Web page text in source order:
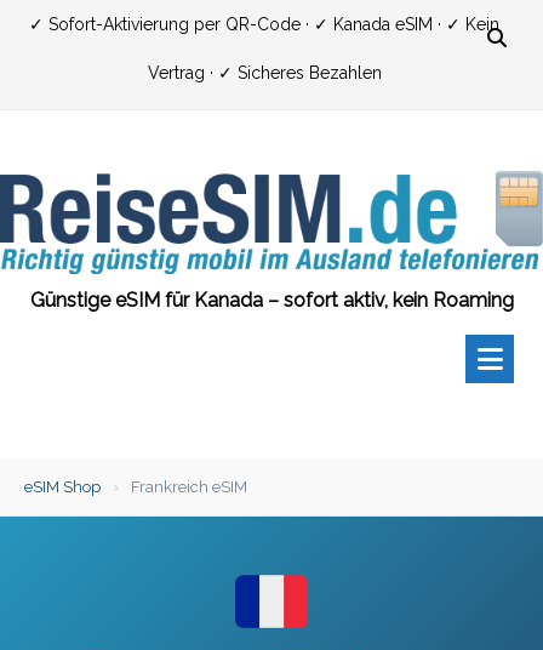
Zum✓ Sofort-Aktivierung per QR-Code · ✓ Kanada eSIM · ✓ Kein
Vertrag · ✓ Sicheres Bezahlen
Günstige eSIM für Kanada – sofort aktiv, kein Roaming
eSIM Shop › Frankreich eSIM